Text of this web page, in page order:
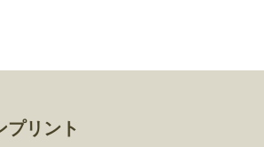
プリント